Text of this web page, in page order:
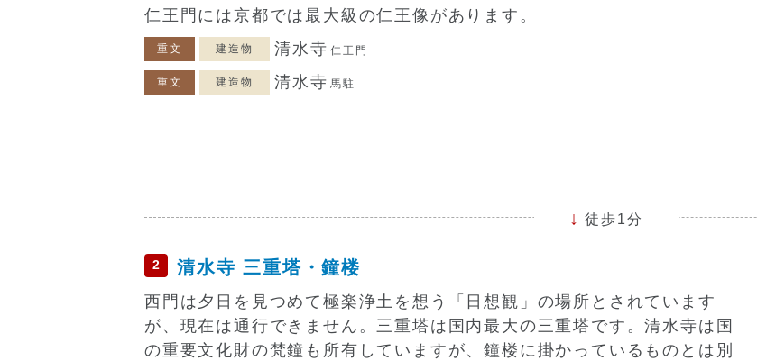
仁王門には京都では最大級の仁王像があります。
重文 建造物 清水寺 仁王門
重文 建造物 清水寺 馬駐
徒歩1分
2 清水寺 三重塔・鐘楼
西門は夕日を見つめて極楽浄土を想う「日想観」の場所とされています
が、現在は通行できません。三重塔は国内最大の三重塔です。清水寺は国
の重要文化財の梵鐘も所有していますが、鐘楼に掛かっているものとは別